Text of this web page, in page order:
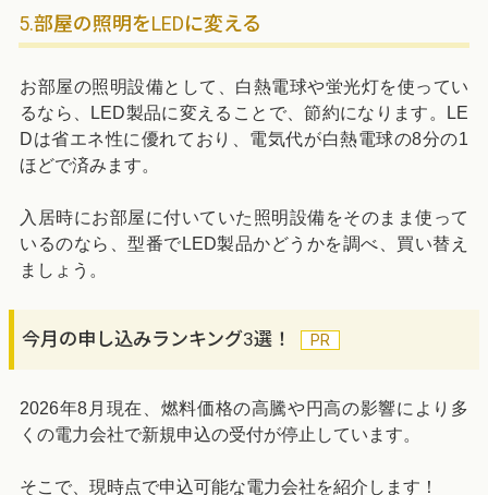
5.部屋の照明をLEDに変える
お部屋の照明設備として、白熱電球や蛍光灯を使ってい
るなら、LED製品に変えることで、節約になります。LE
Dは省エネ性に優れており、電気代が白熱電球の8分の1
ほどで済みます。
入居時にお部屋に付いていた照明設備をそのまま使って
いるのなら、型番でLED製品かどうかを調べ、買い替え
ましょう。
今月の申し込みランキング3選！
2026年8月現在、燃料価格の高騰や円高の影響により多
くの電力会社で新規申込の受付が停止しています。
そこで、現時点で申込可能な電力会社を紹介します！